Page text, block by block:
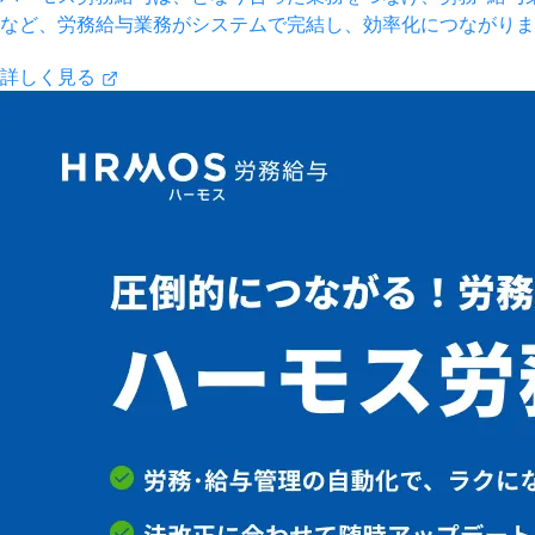
など、労務給与業務がシステムで完結し、効率化につながり
詳しく見る